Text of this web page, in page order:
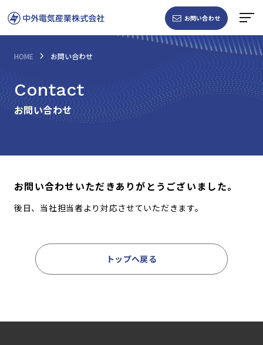
お問い合わせ
HOME お問い合わせ
Contact
お問い合わせ
お問い合わせいただきありがとうございました。
後日、当社担当者より対応させていただきます。
トップへ戻る